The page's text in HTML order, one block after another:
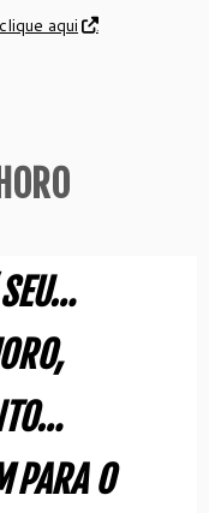
clique aqui .
PARA O